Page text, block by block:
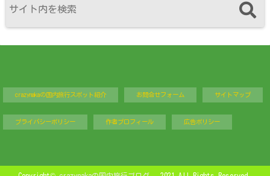
crazynakaの国内旅行スポット紹介 お問合せフォーム サイトマップ
プライバシーポリシー 作者プロフィール 広告ポリシー